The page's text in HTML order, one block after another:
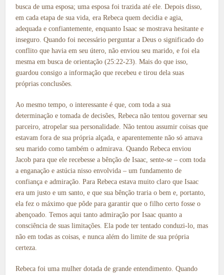
busca de uma esposa; uma esposa foi trazida até ele. Depois disso,
em cada etapa de sua vida, era Rebeca quem decidia e agia,
adequada e confiantemente, enquanto Isaac se mostrava hesitante e
inseguro. Quando foi necessário perguntar a Deus o significado do
conflito que havia em seu útero, não enviou seu marido, e foi ela
mesma em busca de orientação (25:22-23). Mais do que isso,
guardou consigo a informação que recebeu e tirou dela suas
próprias conclusões.
Ao mesmo tempo, o interessante é que, com toda a sua
determinação e tomada de decisões, Rebeca não tentou governar seu
parceiro, atropelar sua personalidade. Não tentou assumir coisas que
estavam fora de sua própria alçada, e aparentemente não só amava
seu marido como também o admirava. Quando Rebeca enviou
Jacob para que ele recebesse a bênção de Isaac, sente-se – com toda
a enganação e astúcia nisso envolvida – um fundamento de
confiança e admiração. Para Rebeca estava muito claro que Isaac
era um justo e um santo, e que sua bênção traria o bem e, portanto,
ela fez o máximo que pôde para garantir que o filho certo fosse o
abençoado. Temos aqui tanto admiração por Isaac quanto a
consciência de suas limitações. Ela pode ter tentado conduzi-lo, mas
não em todas as coisas, e nunca além do limite de sua própria
certeza.
Rebeca foi uma mulher dotada de grande entendimento. Quando